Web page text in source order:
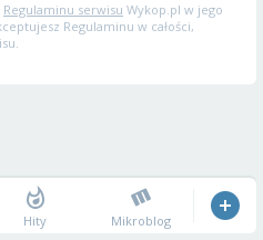
Regulaminu serwisu Wykop.pl w jego
Regulaminu w całości,
Hity Mikroblog